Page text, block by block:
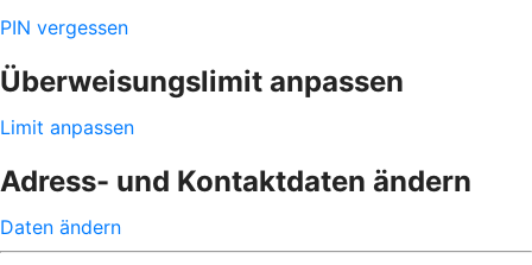
PIN vergessen
Überweisungslimit anpassen
Limit anpassen
Adress- und Kontaktdaten ändern
Daten ändern